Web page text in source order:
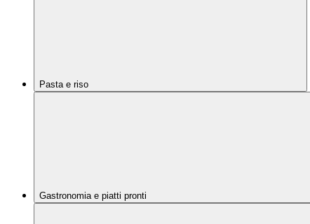
Pasta e riso
Gastronomia e piatti pronti